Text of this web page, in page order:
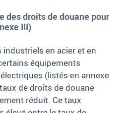
des droits de douane pour
III)
en acier et en
équipements
(listés en annexe
de droits de douane
réduit. Ce taux